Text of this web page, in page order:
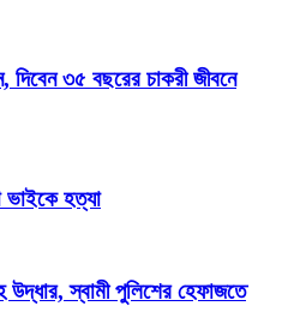
দিবেন ৩৫ বছরের চাকরী জীবনে
ভাইকে হত্যা
স্বামী পুলিশের হেফাজতে